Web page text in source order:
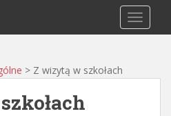
> Z wizytą w szkołach